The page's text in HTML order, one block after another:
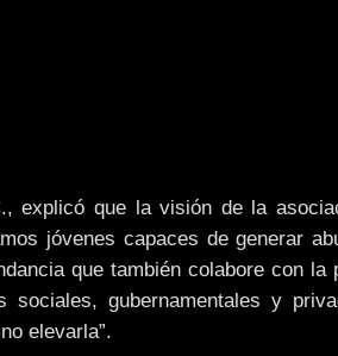
explicó que la visión de la
jóvenes capaces de generar
que también colabore con
gubernamentales y
elevarla”.